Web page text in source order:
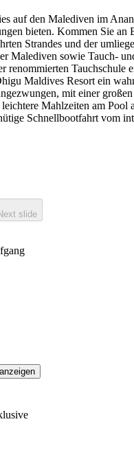
auf den Malediven im
bieten. Kommen Sie an
Strandes und der
Malediven sowie Tauch-
renommierten Tauchschule
Maldives Resort ein
mit einer
Mahlzeiten am
Schnellbootfahrt vom
slide